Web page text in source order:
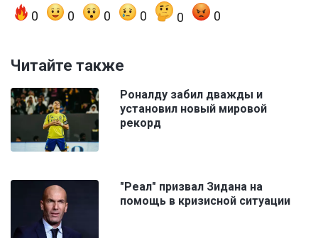
0 0 0 0 0 0
Читайте также
Роналду забил дважды и
установил новый мировой
рекорд
"Реал" призвал Зидана на
помощь в кризисной ситуации